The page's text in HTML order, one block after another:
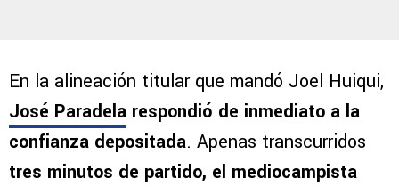
En la alineación titular que mandó Joel Huiqui,
José Paradela respondió de inmediato a la
confianza depositada. Apenas transcurridos
tres minutos de partido, el mediocampista